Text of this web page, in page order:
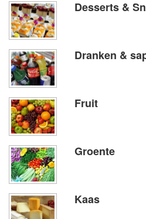
Desserts &
Dranken &
Fruit
Groente
Kaas